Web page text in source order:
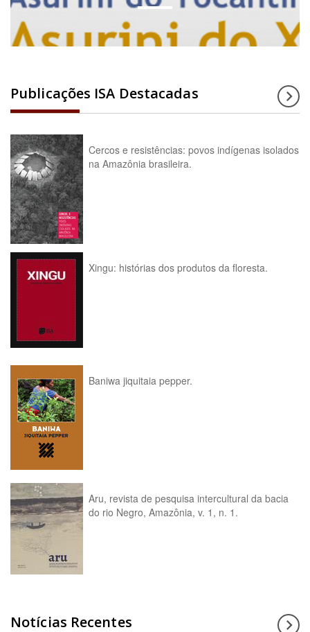
Publicações ISA Destacadas
Cercos e resistências: povos indígenas isolados
na Amazônia brasileira.
Xingu: histórias dos produtos da floresta.
Baniwa jiquitaia pepper.
Aru, revista de pesquisa intercultural da bacia
do rio Negro, Amazônia, v. 1, n. 1.
Notícias Recentes